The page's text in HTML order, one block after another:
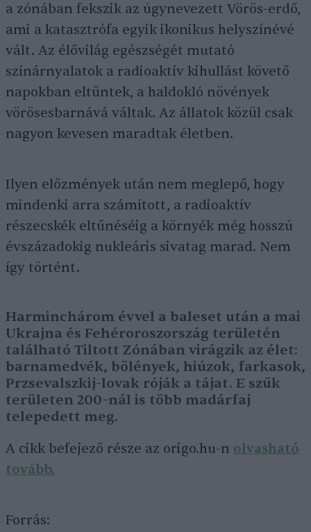
a zónában fekszik az úgynevezett Vörös-erdő,
ami a katasztrófa egyik ikonikus helyszínévé
vált. Az élővilág egészségét mutató
színárnyalatok a radioaktív kihullást követő
napokban eltűntek, a haldokló növények
vörösesbarnává váltak. Az állatok közül csak
nagyon kevesen maradtak életben.
Ilyen előzmények után nem meglepő, hogy
mindenki arra számított, a radioaktív
részecskék eltűnéséig a környék még hosszú
évszázadokig nukleáris sivatag marad. Nem
így történt.
Harminchárom évvel a baleset után a mai
Ukrajna és Fehéroroszország területén
található Tiltott Zónában virágzik az élet:
barnamedvék, bölények, hiúzok, farkasok,
Przsevalszkij-lovak róják a tájat. E szűk
területen 200-nál is több madárfaj
telepedett meg.
A cikk befejező része az origo.hu-n olvasható
tovább.
Forrás: